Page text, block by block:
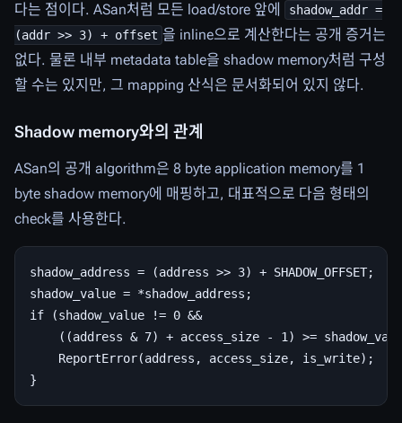
다는 점이다. ASan처럼 모든 load/store 앞에
shadow_addr =
(addr >> 3) + offset 을 inline으로 계산한다는 공개 증거는
없다. 물론 내부 metadata table을 shadow memory처럼 구성
할 수는 있지만, 그 mapping 산식은 문서화되어 있지 않다.
Shadow memory와의 관계
ASan의 공개 algorithm은 8 byte application memory를 1
byte shadow memory에 매핑하고, 대표적으로 다음 형태의
check를 사용한다.
shadow_address = (address >> 3) + SHADOW_OFFSET;
shadow_value = *shadow_address;
if (shadow_value != 0 &&
((address & 7) + access_size - 1) >=
    ReportError(address, access_size, is_write);